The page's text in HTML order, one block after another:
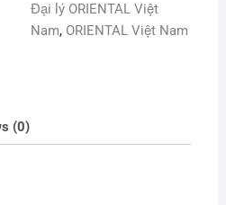
Đại lý ORIENTAL Việt
Nam, ORIENTAL Việt Nam
(0)